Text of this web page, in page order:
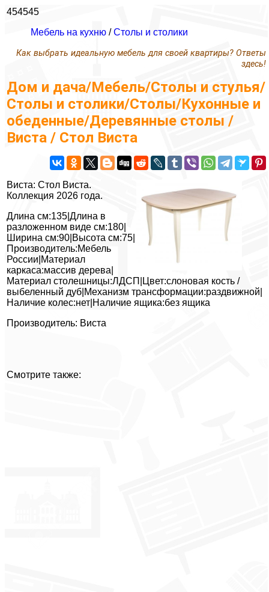
454545
Мебель на кухню /Столы и столики
Как выбрать идеальную мебель для своей квартиры? Ответы
здесь!
Дом и дача/Мебель/Столы и стулья/
Столы и столики/Столы/Кухонные и
обеденные/Деревянные столы /
Виста / Стол Виста
Виста: Стол Виста.
Коллекция 2026 года.
Длина см:135|Длина в
разложенном виде см:180|
Ширина см:90|Высота см:75|
Производитель:Мебель
России|Материал
каркаса:массив дерева|
Материал столешницы:ЛДСП|Цвет:слоновая кость /
выбеленный дуб|Механизм трансформации:раздвижной|
Наличие колес:нет|Наличие ящика:без ящика
Производитель: Виста
Смотрите также: